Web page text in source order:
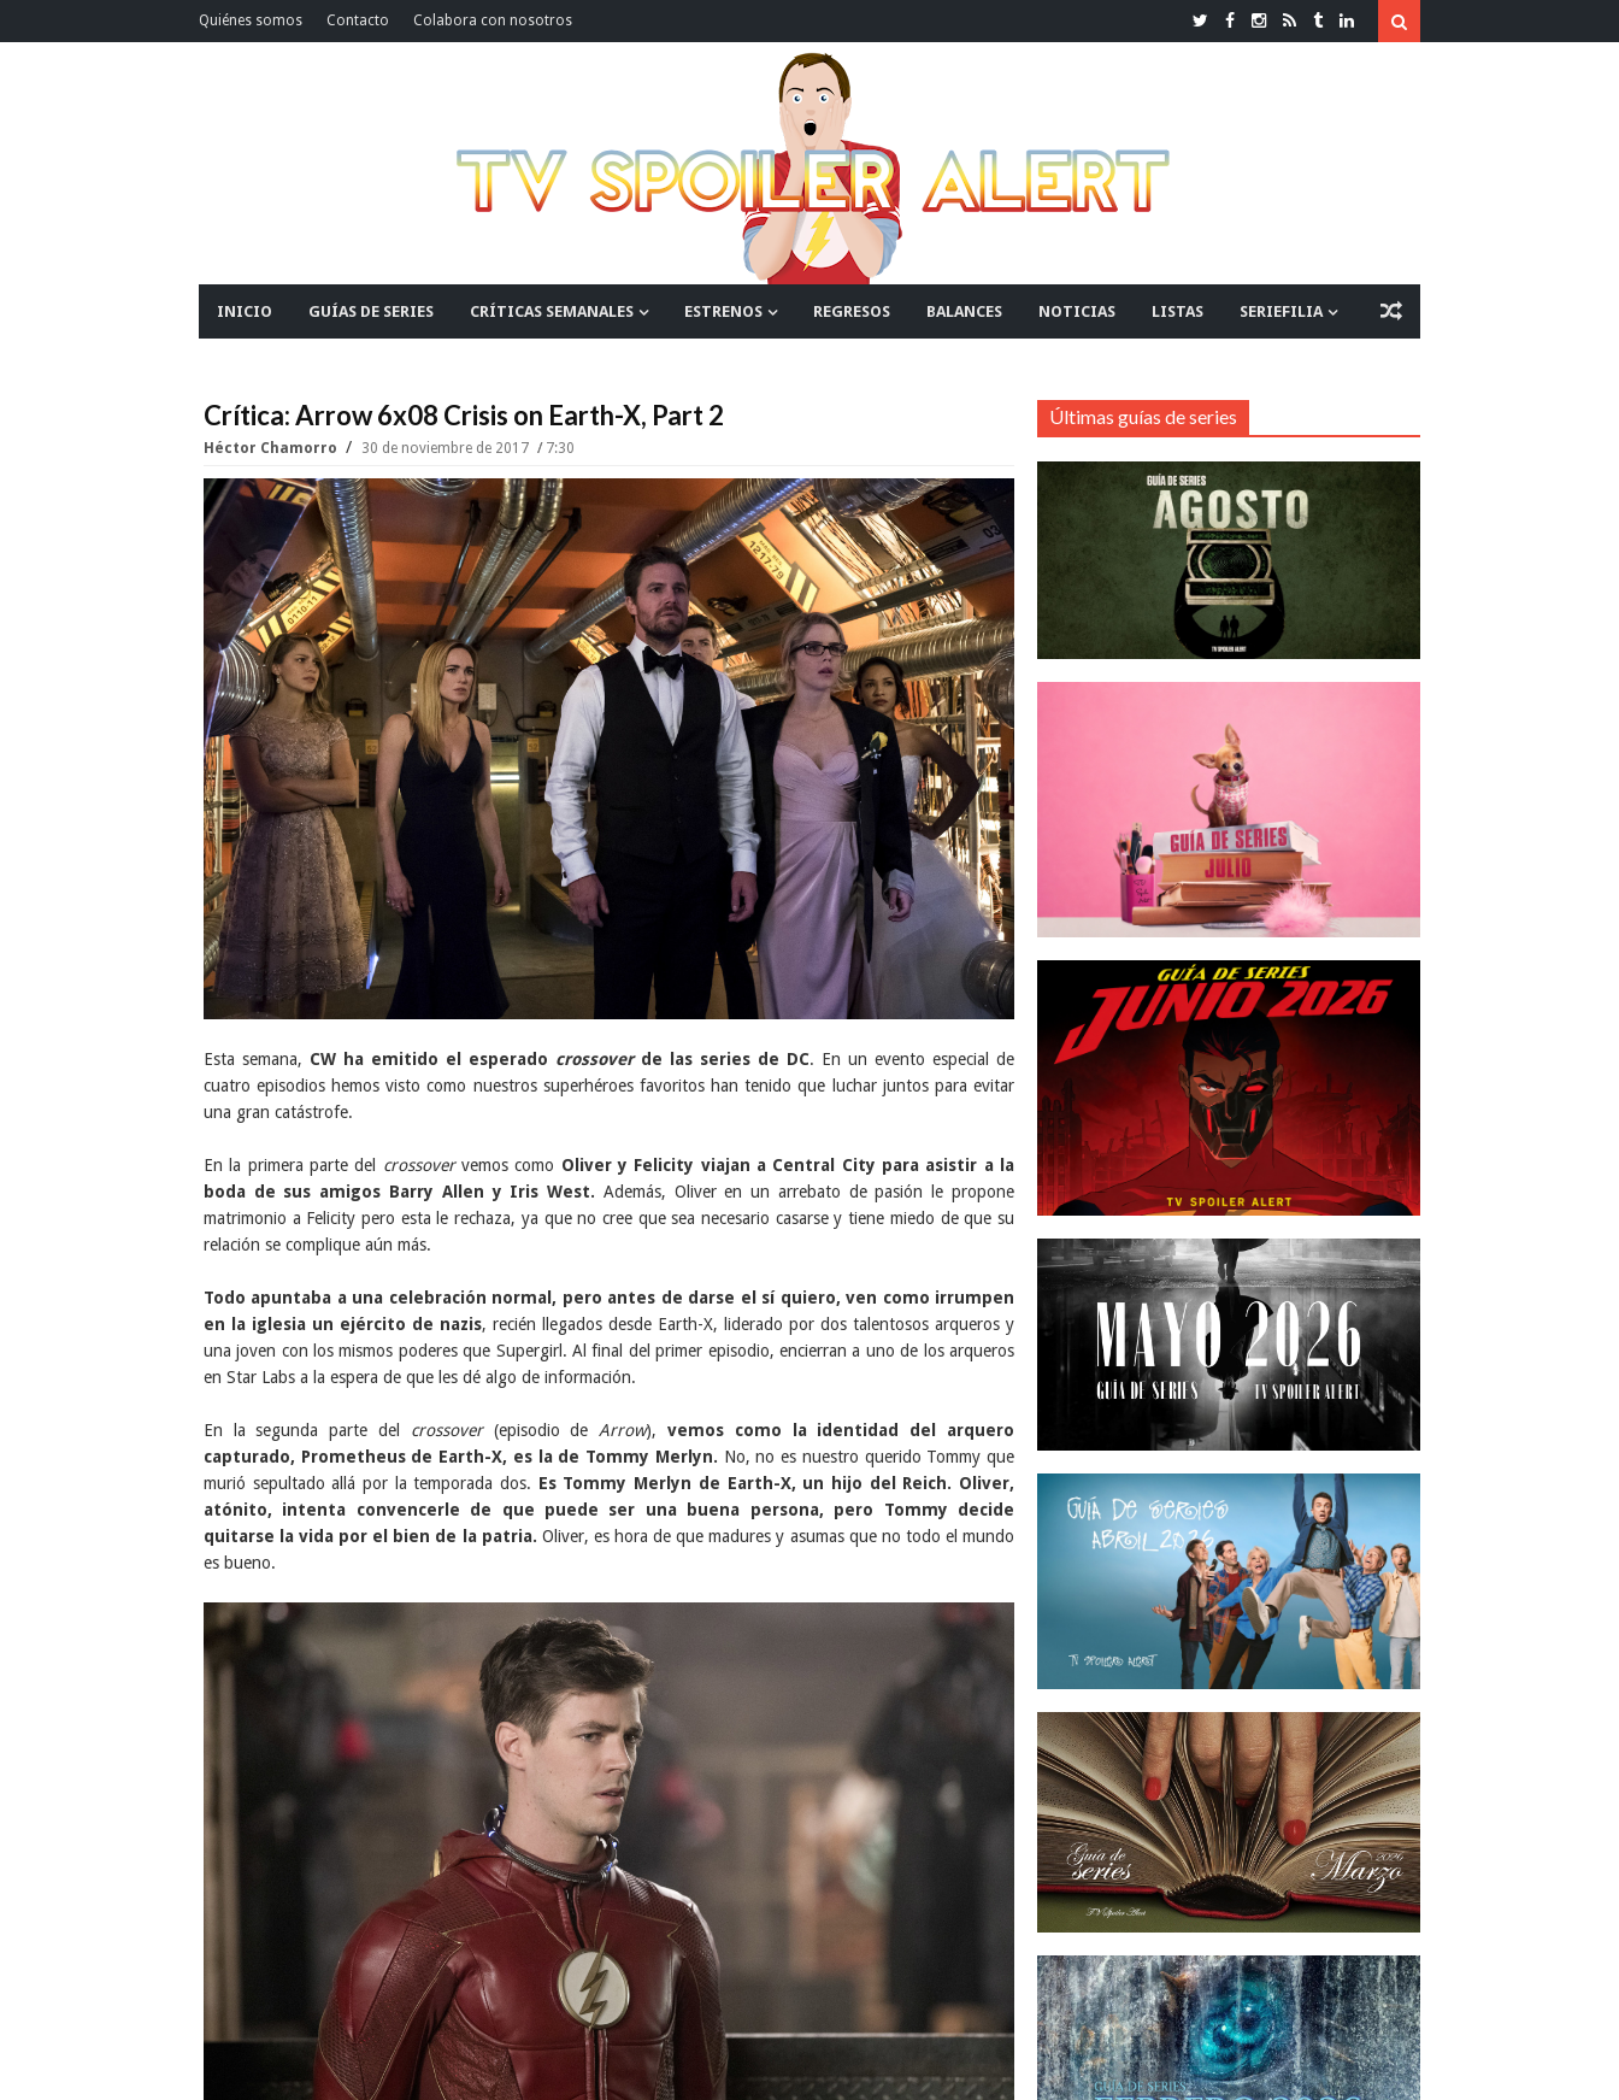
Quiénes somos Contacto Colabora con nosotros
INICIO GUÍAS DE SERIES CRÍTICAS SEMANALES ESTRENOS REGRESOS BALANCES NOTICIAS LISTAS SERIEFILIA
Crítica: Arrow 6x08 Crisis on Earth-X, Part 2
Héctor Chamorro 30 de noviembre de 2017 7:30
Esta semana, CW ha emitido el esperado crossoverde las series de DC. En un evento especial de
cuatro episodios hemos visto como nuestros superhéroes favoritos han tenido que luchar juntos para evitar
una gran catástrofe.
En la primera parte del crossovervemos como Oliver y Felicity viajan a Central City para asistir a la
boda de sus amigos Barry Allen y Iris West. Además, Oliver en un arrebato de pasión le propone
matrimonio a Felicity pero esta le rechaza, ya que no cree que sea necesario casarse y tiene miedo de que su
relación se complique aún más.
Todo apuntaba a una celebración normal, pero antes de darse el sí quiero, ven como irrumpen
en la iglesia un ejército de nazis, recién llegados desde Earth-X, liderado por dos talentosos arqueros y
una joven con los mismos poderes que Supergirl. Al final del primer episodio, encierran a uno de los arqueros
en Star Labs a la espera de que les dé algo de información.
En la segunda parte del crossover(episodio deArrow),vemos como la identidad del arquero
capturado, Prometheus de Earth-X, es la de Tommy Merlyn. No, no es nuestro querido Tommy que
murió sepultado allá por la temporada dos. Es Tommy Merlyn de Earth-X, un hijo del Reich. Oliver,
atónito, intenta convencerle de que puede ser una buena persona, pero Tommy decide
quitarse la vida por el bien de la patria. Oliver, es hora de que madures y asumas que no todo el mundo
es bueno.
Últimas guías de series